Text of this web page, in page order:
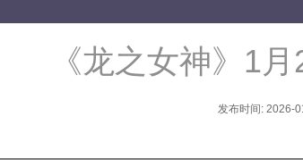
《龙之女神》1
发布时间: 2026-